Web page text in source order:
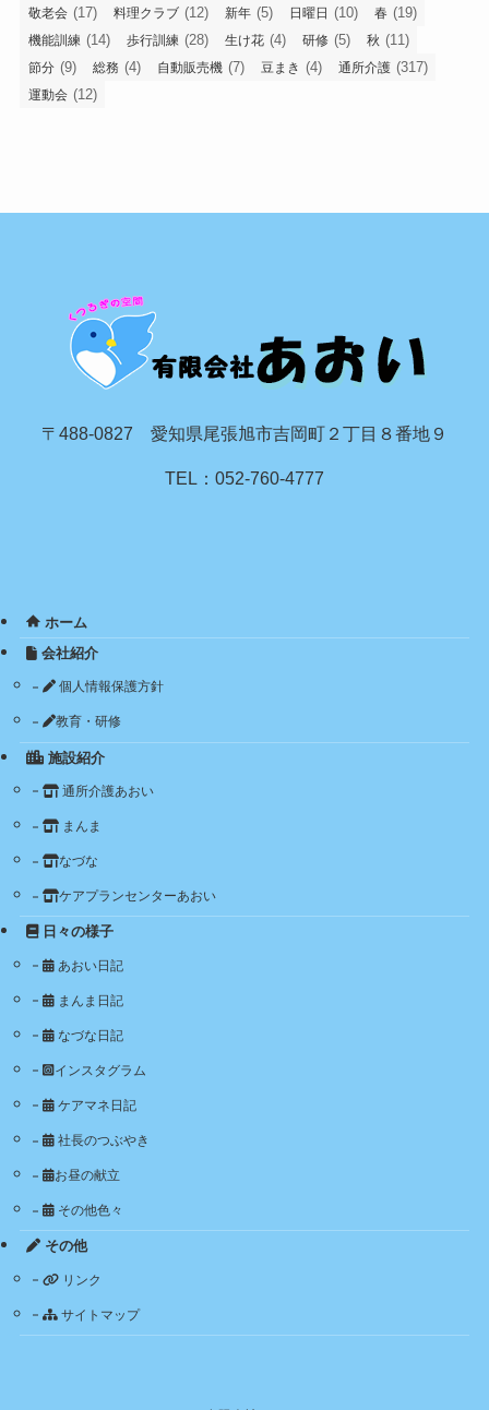
敬老会 (17) 料理クラブ (12) 新年 (5) 日曜日 (10) 春 (19)
機能訓練 (14) 歩行訓練 (28) 生け花 (4) 研修 (5) 秋 (11)
節分 (9) 総務 (4) 自動販売機 (7) 豆まき (4) 通所介護 (317)
運動会 (12)
〒488-0827 愛知県尾張旭市吉岡町２丁目８番地９
TEL：052-760-4777
ホーム
会社紹介
個人情報保護方針
教育・研修
施設紹介
通所介護あおい
まんま
なづな
ケアプランセンターあおい
日々の様子
あおい日記
まんま日記
なづな日記
インスタグラム
ケアマネ日記
社長のつぶやき
お昼の献立
その他色々
その他
リンク
サイトマップ